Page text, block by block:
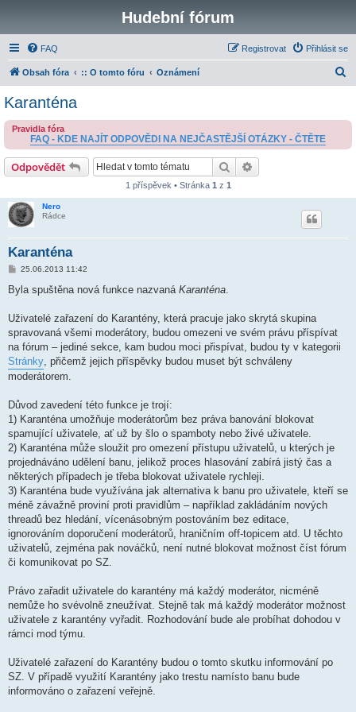
Hudební fórum
FAQ Přihlásit se
Registrovat
Obsah fóra :: O tomto fóru Oznámení
a
Karanténa
Pravidla fóra
FAQ - KDE NAJÍT ODPOVĚDI NA NEJČASTĚJŠÍ OTÁZKY - ČTĚTE
Odpovědět Hledat
1 příspěvek • Stránka 1 z 1
Nero
Rádce
Karanténa
P
í
s
ě
e
k
25.06.2013 11:42
Byla spuštěna nová funkce nazvaná Karanténa.
Uživatelé zařazení do Karantény, která pracuje jako skrytá skupina
spravovaná všemi moderátory, budou omezeni ve svém právu příspívat
na fórum – jediné sekce, kam budou moci přispívat, budou ty v kategorii
Stránky, přičemž jejich příspěvky budou muset být schváleny
moderátorem.
Důvod zavedení této funkce je trojí:
1) Karanténa umožňuje moderátorům bez práva banování blokovat
spamující uživatele, ať už by šlo o spamboty nebo živé uživatele.
2) Karanténa může sloužit pro omezení přístupu uživatelů, u kterých je
projednáváno udělení banu, jelikož proces hlasování zabírá jistý čas a
některých případech je třeba blokovat uživatele rychleji.
3) Karanténa bude využívána jak alternativa k banu pro uživatele, kteří se
méně závažně proviní proti pravidlům – například zakládáním nových
threadů bez hledání, vícenásobným postováním bez editace,
ignorováním doporučení moderátorů, hraničním off-topicem atd. U těchto
uživatelů, zejména pak nováčků, není nutné blokovat možnost číst fórum
či komunikovat po SZ.
Právo zařadit uživatele do karantény má každý moderátor, nicméně
nemůže ho svévolně zneužívat. Stejně tak má každý moderátor možnost
uživatele z karantény vyřadit. Rozhodování bude ale probíhat dohodou v
rámci mod týmu.
Uživatelé zařazení do Karantény budou o tomto skutku informování po
SZ. V případě využití Karantény jako trestu namísto banu bude
informováno o zařazení veřejně.